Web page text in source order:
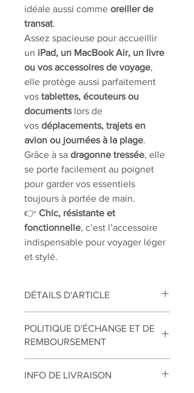
idéale aussi comme oreiller de
transat.
Assez spacieuse pour accueillir
un iPad, un MacBook Air, un livre
ou vos accessoires de voyage,
elle protège aussi parfaitement
vos tablettes, écouteurs ou
documentslors de
vos déplacements, trajets en
avion ou journées à la plage.
Grâce à sa dragonne tressée, elle
se porte facilement au poignet
pour garder vos essentiels
toujours à portée de main.
👉 Chic, résistante et
fonctionnelle, c’est l’accessoire
indispensable pour voyager léger
et stylé.
DÉTAILS D'ARTICLE
ZIP : mauve
TAILLE : H=22cm L=35cm
POLITIQUE D'ÉCHANGE ET DE
REMBOURSEMENT
Vous disposez d’un délai de 14 jours à
INFO DE LIVRAISON